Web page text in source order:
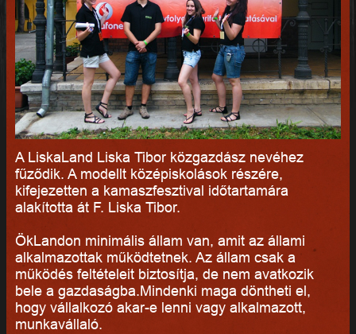
A LiskaLand Liska Tibor közgazdász nevéhez
fűződik. A modellt középiskolások részére,
kifejezetten a kamaszfesztival időtartamára
alakította át F. Liska Tibor.
ÖkLandon minimális állam van, amit az állami
alkalmazottak működtetnek. Az állam csak a
működés feltételeit biztosítja, de nem avatkozik
bele a gazdaságba.Mindenki maga döntheti el,
hogy vállalkozó akar-e lenni vagy alkalmazott,
munkavállaló.